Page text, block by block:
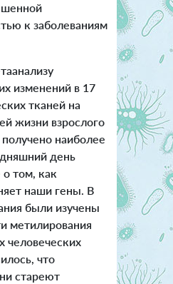
к заболеваниям
изменений в 17
тканей на
жизни взрослого
наиболее
день
о том, как
наши гены. В
были изучены
метилирования
человеческих
что
стареют